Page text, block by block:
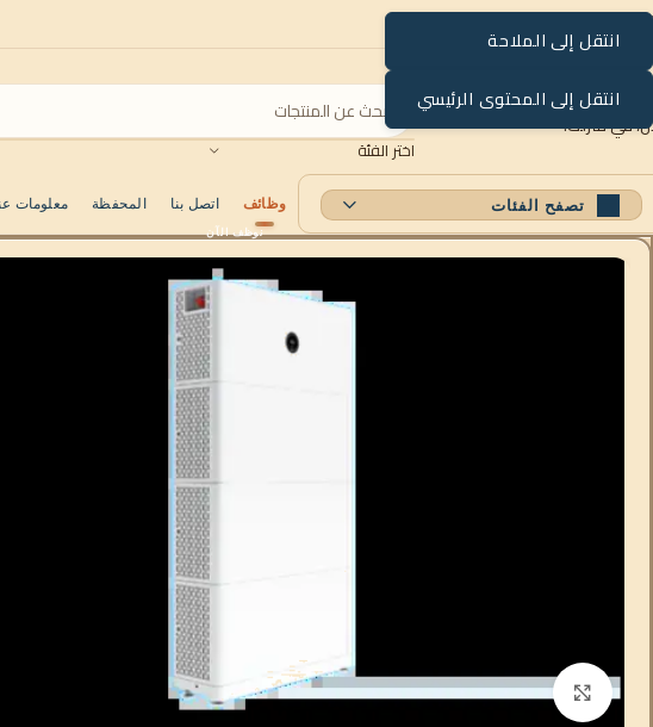
انتقل إلى الملاحة
انتقل إلى المحتوى الرئيسي
اختر الفئة
تصفح الفئات معلومات المحفظة اتصل بنا وظائف
انقر للتكبير